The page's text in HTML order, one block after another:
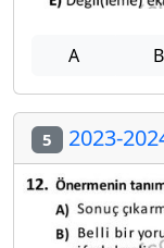
A B
5 2023-